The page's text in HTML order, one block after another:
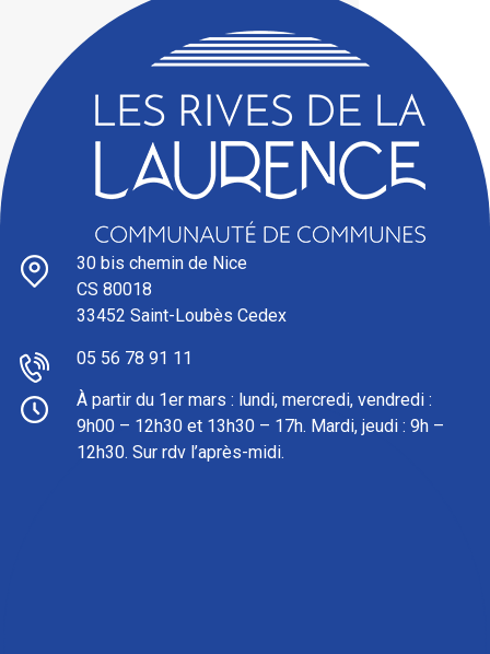
30 bis chemin de Nice
CS 80018
33452 Saint-Loubès Cedex
05 56 78 91 11
À partir du 1er mars : l undi, mercredi, vendredi :
9h00 – 12h30 et 13h30 – 17h. Mardi, jeudi : 9h –
12h30. Sur rdv l’après-midi.